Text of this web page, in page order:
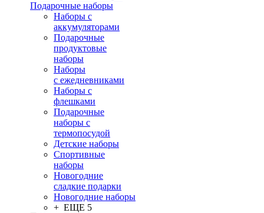
Подарочные наборы
Наборы с
аккумуляторами
Подарочные
продуктовые
наборы
Наборы
с ежедневниками
Наборы с
флешками
Подарочные
наборы с
термопосудой
Детские наборы
Спортивные
наборы
Новогодние
сладкие подарки
Новогодние наборы
+ ЕЩЕ 5